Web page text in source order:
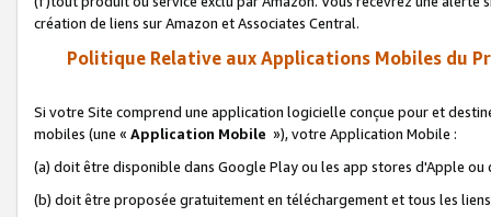
création de liens sur Amazon et Associates Central.
Politique Relative aux Applications Mobiles du
Si votre Site comprend une application logicielle conçue pour et
mobiles (une « Application Mobile »), votre Application Mobile :
(a) doit être disponible dans Google Play ou les app stores d'Apple ou
(b) doit être proposée gratuitement en téléchargement et tous les